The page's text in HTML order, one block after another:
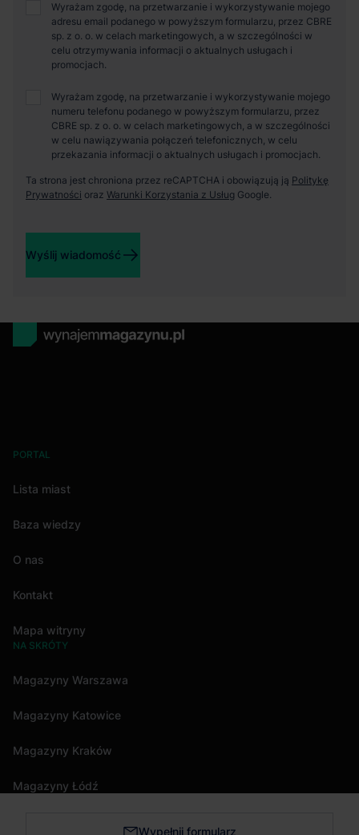
Wyrażam zgodę, na przetwarzanie i wykorzystywanie mojego
adresu email podanego w powyższym formularzu, przez CBRE
sp. z o. o. w celach marketingowych, a w szczególności w
celu otrzymywania informacji o aktualnych usługach i
promocjach.
Wyrażam zgodę, na przetwarzanie i wykorzystywanie mojego
numeru telefonu podanego w powyższym formularzu, przez
CBRE sp. z o. o. w celach marketingowych, a w szczególności
w celu nawiązywania połączeń telefonicznych, w celu
przekazania informacji o aktualnych usługach i promocjach.
Ta strona jest chroniona przez reCAPTCHA i obowiązują ją Politykę
Prywatności oraz Warunki Korzystania z Usług Google.
Wyślij wiadomość
PORTAL
Lista miast
Baza wiedzy
O nas
Kontakt
Mapa witryny
NA SKRÓTY
Magazyny Warszawa
Magazyny Katowice
Magazyny Kraków
Magazyny Łódź
Wypełnij formularz